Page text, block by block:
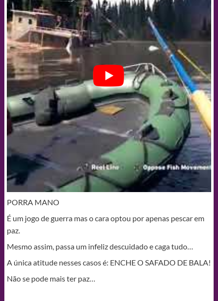
PORRA MANO
É um jogo de guerra mas o cara optou por apenas pescar em
paz.
Mesmo assim, passa um infeliz descuidado e caga tudo…
A única atitude nesses casos é: ENCHE O SAFADO DE BALA!
Não se pode mais ter paz…